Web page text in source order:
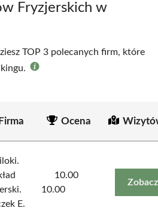
Fryzjerskich w
TOP 3 polecanych firm, które
Firma Ocena
E.
10.00
10.00